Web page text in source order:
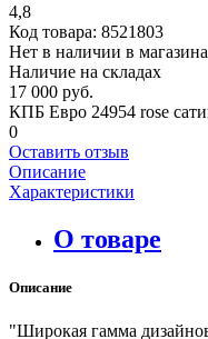
4,8
Код товара: 8521803
Нет в наличии в
Наличие на складах
17 000 руб.
КПБ Евро 24954 rose
0
Оставить отзыв
Описание
Характеристики
О товаре
Описание
"Широкая гамма